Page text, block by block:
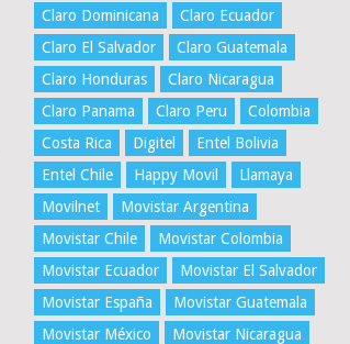
Claro Dominicana
Claro Ecuador
Claro El Salvador
Claro Guatemala
Claro Honduras
Claro Nicaragua
Claro Panama
Claro Peru
Colombia
Costa Rica
Digitel
Entel Bolivia
Entel Chile
Happy Movil
Llamaya
Movilnet
Movistar Argentina
Movistar Chile
Movistar Colombia
Movistar Ecuador
Movistar El Salvador
Movistar España
Movistar Guatemala
Movistar México
Movistar Nicaragua